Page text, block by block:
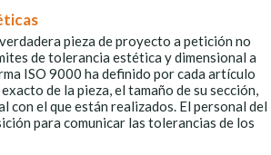
pieza de proyecto a petición no
de tolerancia estética y dimensional a
ISO 9000 ha definido por cada artículo
de la pieza, el tamaño de su sección,
con el que están realizados. El personal del
para comunicar las tolerancias de los